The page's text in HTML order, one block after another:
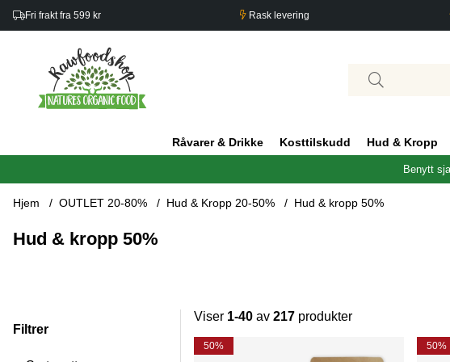
Fri frakt fra 599 kr Rask levering
Råvarer & Drikke Kosttilskudd Hud & Kropp
Benytt
Hjem OUTLET 20-80% Hud & Kropp 20-50% Hud & kropp 50%
Hud & kropp 50%
Filtrer
Viser 1-40 av 217 produkter
Produkter
50% 50%